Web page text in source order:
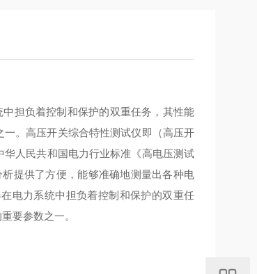
担负着控制和保护的双重任务，其性能
。高压开关综合特性测试仪即（高压开
人民共和国电力行业标准《高电压测试
提供了方便，能够准确地测量出各种电
电力系统中担负着控制和保护的双重任
要参数之一。